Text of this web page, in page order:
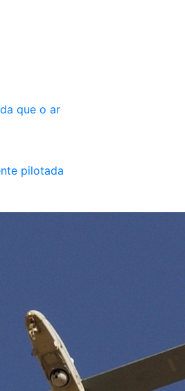
que o ar
pilotada